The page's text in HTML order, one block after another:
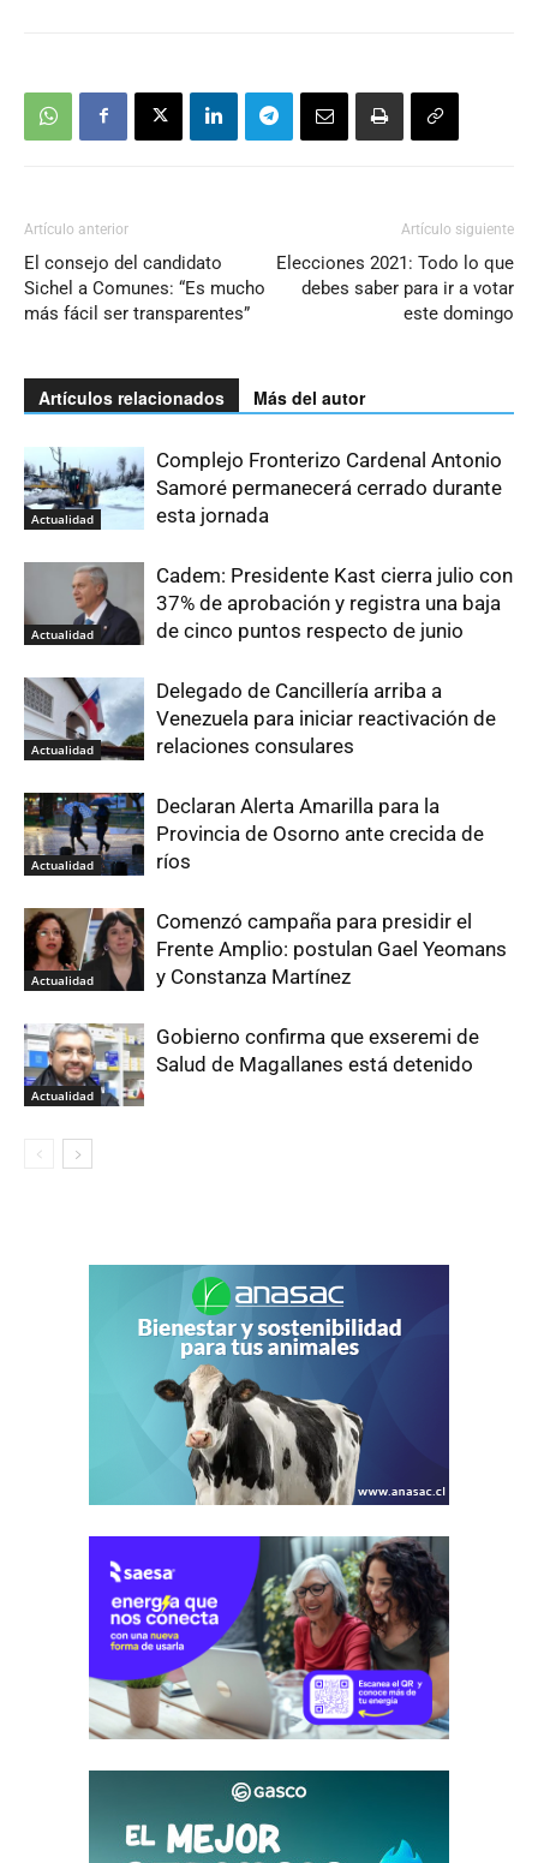
Artículo anterior
El consejo del candidato
Sichel a Comunes: “Es mucho
más fácil ser transparentes”
Artículo siguiente
Elecciones 2021: Todo lo que
debes saber para ir a votar
este domingo
Artículos relacionados Más del autor
Actualidad
Complejo Fronterizo Cardenal Antonio
Samoré permanecerá cerrado durante
esta jornada
Actualidad
Cadem: Presidente Kast cierra julio con
37% de aprobación y registra una baja
de cinco puntos respecto de junio
Actualidad
Delegado de Cancillería arriba a
Venezuela para iniciar reactivación de
relaciones consulares
Actualidad
Declaran Alerta Amarilla para la
Provincia de Osorno ante crecida de
ríos
Actualidad
Comenzó campaña para presidir el
Frente Amplio: postulan Gael Yeomans
y Constanza Martínez
Actualidad
Gobierno confirma que exseremi de
Salud de Magallanes está detenido